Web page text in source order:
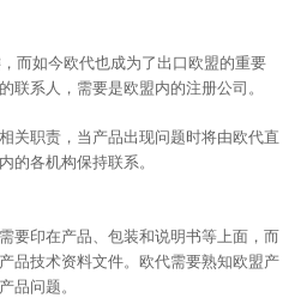
而如今欧代也成为了出口欧盟的重要
联系人，需要是欧盟内的注册公司。
关职责，当产品出现问题时将由欧代直
的各机构保持联系。
要印在产品、包装和说明书等上面，而
品技术资料文件。欧代需要熟知欧盟产
品问题。